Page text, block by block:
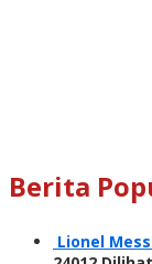
Berita
Lionel